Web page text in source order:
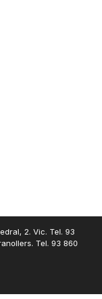
2. Vic. Tel. 93
Tel. 93 860